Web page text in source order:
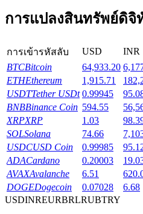
Launchpool
การแปลงสินทรัพย์ดิจิ
การเข้ารหัสลับ USD INR
BTCBitcoin 64,933.20
ETHEthereum 1,915.71
USDTTether USDt 0.99945
BNBBinance Coin 594.55
XRPXRP 1.03
SOLSolana 74.66
USDCUSD Coin 0.99985
ADACardano 0.20003
AVAXAvalanche 6.51
DOGEDogecoin 0.07028 6.68
USDINREURBRLRUBTRY